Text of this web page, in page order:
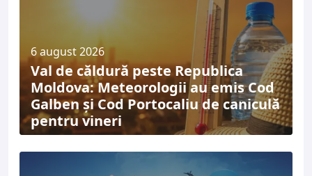
6 august 2026
Val de căldură peste Republica
Moldova: Meteorologii au emis Cod
Galben și Cod Portocaliu de caniculă
pentru vineri